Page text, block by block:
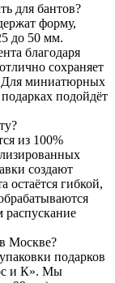
для бантов?
форму,
до 50 мм.
благодаря
сохраняет
Для миниатюрных
подойдёт
из 100%
создают
остаётся гибкой,
Москве?
подарков
и К». Мы